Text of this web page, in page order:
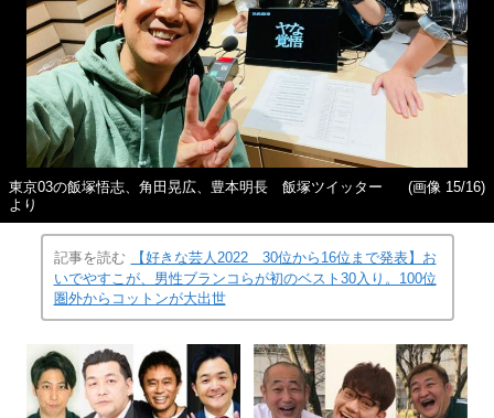
東京03の飯塚悟志、角田晃広、豊本明長 飯塚ツイッター
より
(画像 15/16)
記事を読む
【好きな芸人2022 30位から16位まで発表】お
いでやすこが、男性ブランコらが初のベスト30入り。100位
圏外からコットンが大出世